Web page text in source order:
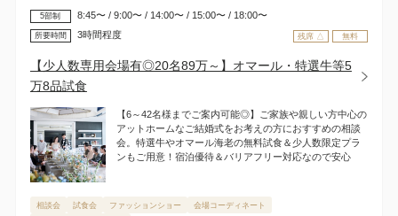
残席 △ 無料
5部制 8:45〜 / 9:00〜 / 14:00〜 / 15:00〜 / 18:00〜
所要時間 3時間程度
【少人数専用会場有◎20名89万～】オマール・特選牛等5
万8品試食
【6～42名様までご案内可能◎】ご家族や親しい方中心の
アットホームなご結婚式をお考えの方におすすめの相談
会。特選牛やオマール海老の無料試食＆少人数限定プラ
ンもご用意！宿泊優待＆バリアフリー対応なので安心
相談会 試食会 ファッションショー
会場コーディネート